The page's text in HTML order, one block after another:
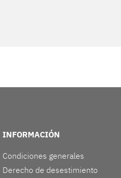
INFORMACIÓN
Condiciones generales
Derecho de desestimiento